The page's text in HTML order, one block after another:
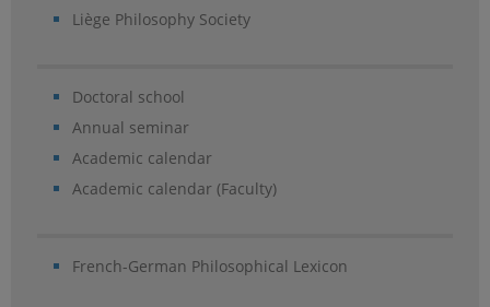
Liège Philosophy Society
Doctoral school
Annual seminar
Academic calendar
Academic calendar (Faculty)
French-German Philosophical Lexicon